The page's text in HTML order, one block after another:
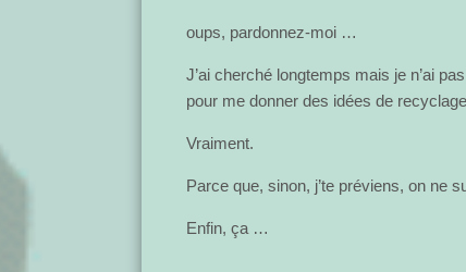
oups, pardonnez-moi …
J’ai cherché longtemps mais je n’ai
pour me donner des idées de
Vraiment.
Parce que, sinon, j’te préviens, on ne
Enfin, ça …